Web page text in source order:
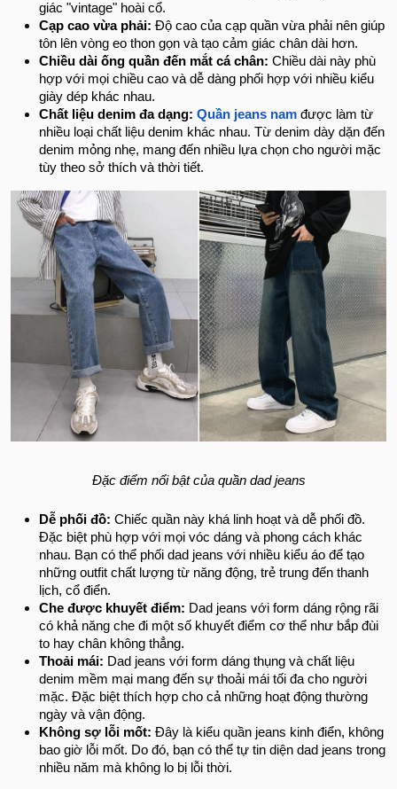
giác "vintage" hoài cổ.
Cạp cao vừa phải: Độ cao của cạp quần vừa phải nên giúp
tôn lên vòng eo thon gọn và tạo cảm giác chân dài hơn.
Chiều dài ống quần đến mắt cá chân: Chiều dài này phù
hợp với mọi chiều cao và dễ dàng phối hợp với nhiều kiểu
giày dép khác nhau.
Chất liệu denim đa dạng: Quần jeans nam được làm từ
nhiều loại chất liệu denim khác nhau. Từ denim dày dặn đến
denim mỏng nhẹ, mang đến nhiều lựa chọn cho người mặc
tùy theo sở thích và thời tiết.
Đặc điểm nổi bật của quần dad jeans
Dễ phối đồ: Chiếc quần này khá linh hoạt và dễ phối đồ.
Đặc biệt phù hợp với mọi vóc dáng và phong cách khác
nhau. Bạn có thể phối dad jeans với nhiều kiểu áo để tạo
những outfit chất lượng từ năng động, trẻ trung đến thanh
lịch, cổ điển.
Che được khuyết điểm: Dad jeans với form dáng rộng rãi
có khả năng che đi một số khuyết điểm cơ thể như bắp đùi
to hay chân không thẳng.
Thoải mái: Dad jeans với form dáng thụng và chất liệu
denim mềm mại mang đến sự thoải mái tối đa cho người
mặc. Đặc biệt thích hợp cho cả những hoạt động thường
ngày và vận động.
Không sợ lỗi mốt: Đây là kiểu quần jeans kinh điển, không
bao giờ lỗi mốt. Do đó, bạn có thể tự tin diện dad jeans trong
nhiều năm mà không lo bị lỗi thời.